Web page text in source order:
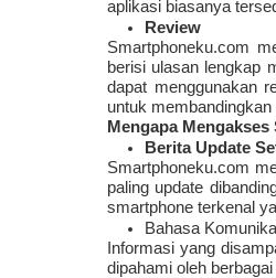
aplikasi biasanya
Review
Smartphoneku.com
berisi ulasan lengkap
dapat menggunakan
untuk
Mengapa
Berita Update
Smartphoneku.com
paling update
smartphone terkenal
Bahasa
Informasi yang
dipahami oleh